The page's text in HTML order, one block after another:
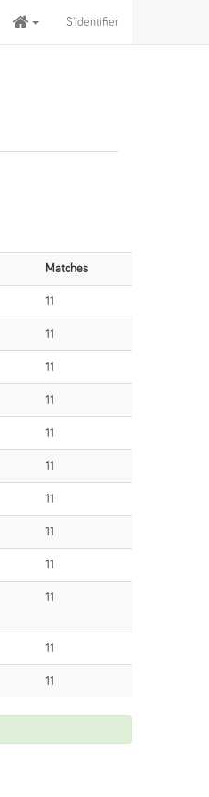
S'identifier
Matches
11
11
11
11
11
11
11
11
11
11
11
11